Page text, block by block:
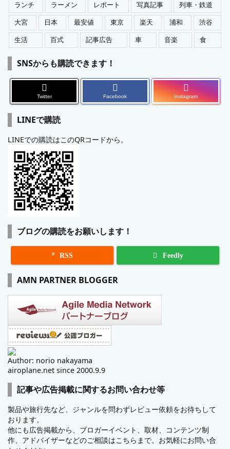
ランチ
ラーメン レポート 写真記事
列車・鉄道
大宮
日本 最安値 東京 楽天 浦和
渋谷
生活
百式 記事広告 車 音楽 食
SNSからも購読できます！
Twitter Facebook Instagram
LINEで購読
LINEでの購読はこのQRコードから。
ブログの購読をお願いします！
 RSS Feedly
AMN PARTNER BLOGGER
Author: norio nakayama
airoplane.net since 2000.9.9
記事や広告掲載に関するお問い合わせ等
製品や旅行先など、ジャンルを問わずレビュー依頼をお待ちして
おります。
他にも広告掲載から、ブロガーイベント、取材、コンテンツ制
作、アドバイザーなどのご相談はこちらまで。お気軽にお問い合